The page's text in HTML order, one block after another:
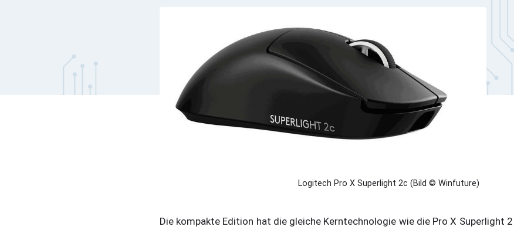
Logitech Pro X Superlight 2c (Bild © Winfuture)
Die kompakte Edition hat die gleiche Kerntechnologie wie die Pro X Superlight